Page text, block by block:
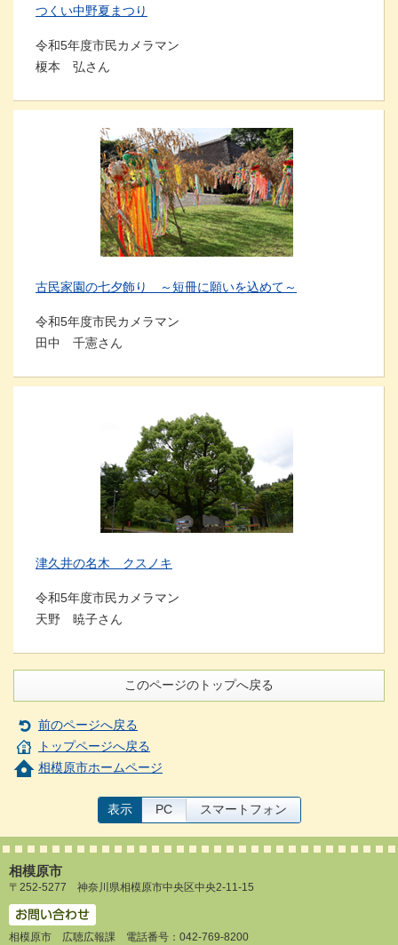
つくい中野夏まつり
令和5年度市民カメラマン
榎本 弘さん
古民家園の七夕飾り ～短冊に願いを込めて～
令和5年度市民カメラマン
田中 千憲さん
津久井の名木 クスノキ
令和5年度市民カメラマン
天野 暁子さん
このページのトップへ戻る
前のページへ戻る
トップページへ戻る
相模原市ホームページ
表示 PC スマートフォン
相模原市
〒252-5277 神奈川県相模原市中央区中央2-11-15
相模原市 広聴広報課 電話番号：042-769-8200